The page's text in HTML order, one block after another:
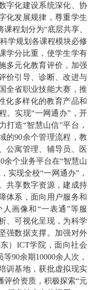
字化建设系统深化、协
化发展规律，尊重学生
程划分为“底层共享、
学规划各课程模块必修
学分比重，使学生学有
多元化教育评价，加强
价引导、诊断、改进与
全省职业技能大赛，推
化多样化的教育产品和
。实现“一网通办”，开
打造“智慧山信”平台，
的90余个管理流程，教
公寓管理、辅导员、医
余个业务平台在“智慧山
实现全校“一网通办”，
共享数字资源，建成持
体系，面向用户服务和
画像和“一表通”等服
、可视化呈现，为科学
强数据支撑。加强对外
）ICT学院，面向社会
90余期10000余人次，
训基地，获批虚拟现实
评价资质，积极探索“元